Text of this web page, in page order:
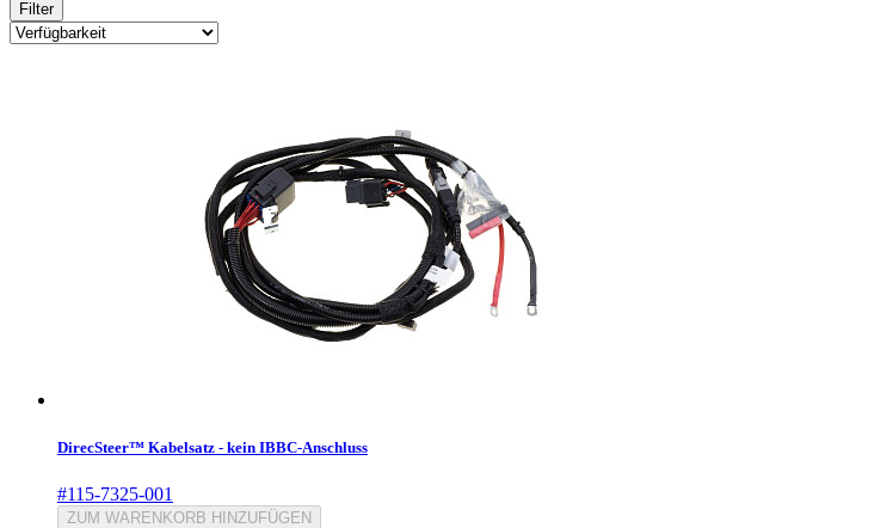
Filter
DirecSteer™ Kabelsatz - kein IBBC-Anschluss
#115-7325-001
ZUM WARENKORB HINZUFÜGEN